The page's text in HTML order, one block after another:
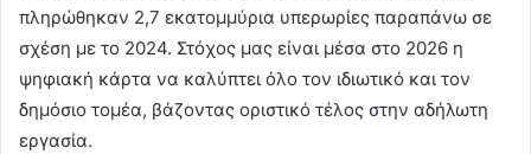
πληρώθηκαν 2,7 εκατομμύρια υπερωρίες παραπάνω σε
σχέση με το 2024. Στόχος μας είναι μέσα στο 2026 η
ψηφιακή κάρτα να καλύπτει όλο τον ιδιωτικό και τον
δημόσιο τομέα, βάζοντας οριστικό τέλος στην αδήλωτη
εργασία.